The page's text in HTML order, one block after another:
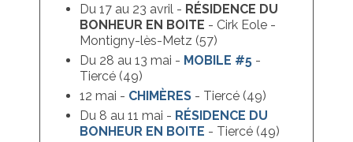
Du 17 au 23 avril - RÉSIDENCE DU
BONHEUR EN BOITE - Cirk Eole -
Montigny-lès-Metz (57)
Du 28 au 13 mai - MOBILE #5 -
Tiercé (49)
12 mai - CHIMÈRES - Tiercé (49)
Du 8 au 11 mai - RÉSIDENCE DU
BONHEUR EN BOITE - Tiercé (49)